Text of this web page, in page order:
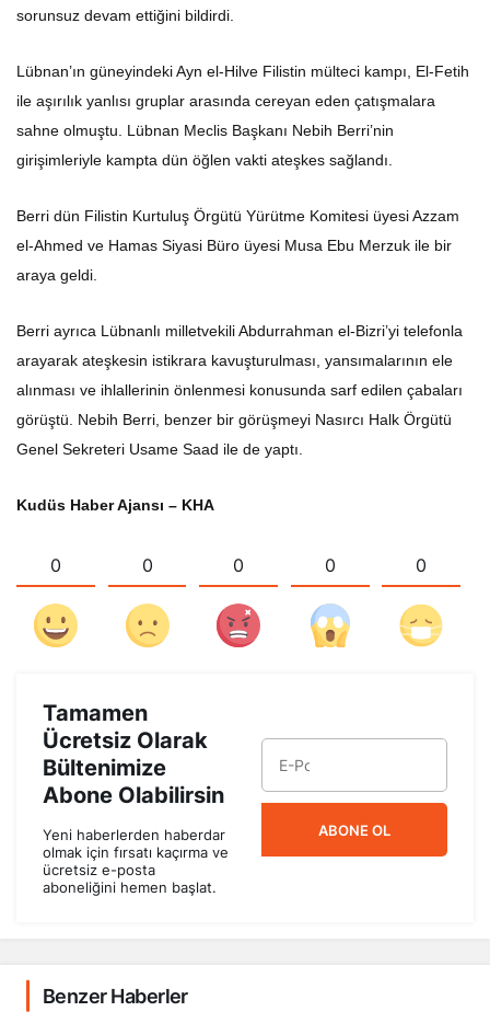
sorunsuz devam ettiğini bildirdi.
Lübnan’ın güneyindeki Ayn el-Hilve Filistin mülteci kampı, El-Fetih
ile aşırılık yanlısı gruplar arasında cereyan eden çatışmalara
sahne olmuştu. Lübnan Meclis Başkanı Nebih Berri’nin
girişimleriyle kampta dün öğlen vakti ateşkes sağlandı.
Berri dün Filistin Kurtuluş Örgütü Yürütme Komitesi üyesi Azzam
el-Ahmed ve Hamas Siyasi Büro üyesi Musa Ebu Merzuk ile bir
araya geldi.
Berri ayrıca Lübnanlı milletvekili Abdurrahman el-Bizri’yi telefonla
arayarak ateşkesin istikrara kavuşturulması, yansımalarının ele
alınması ve ihlallerinin önlenmesi konusunda sarf edilen çabaları
görüştü. Nebih Berri, benzer bir görüşmeyi Nasırcı Halk Örgütü
Genel Sekreteri Usame Saad ile de yaptı.
Kudüs Haber Ajansı – KHA
0 0 0 0 0
Tamamen
Ücretsiz Olarak
Bültenimize
Abone Olabilirsin
Yeni haberlerden haberdar
olmak için fırsatı kaçırma ve
ücretsiz e-posta
aboneliğini hemen başlat.
ABONE OL
Benzer Haberler